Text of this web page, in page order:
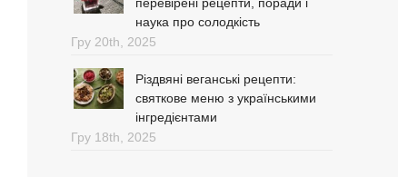
перевірені рецепти, поради і
наука про солодкість
Гру 20th, 2025
Різдвяні веганські рецепти:
святкове меню з українськими
інгредієнтами
Гру 18th, 2025